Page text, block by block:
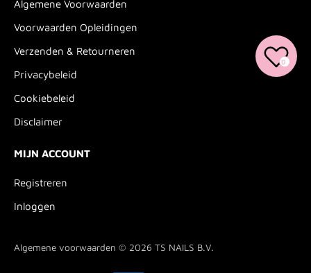
Algemene Voorwaarden
Voorwaarden Opleidingen
Verzenden & Retourneren
Privacybeleid
Cookiebeleid
Disclaimer
MIJN ACCOUNT
Registreren
Inloggen
Algemene voorwaarden © 2026 TS NAILS B.V.
0